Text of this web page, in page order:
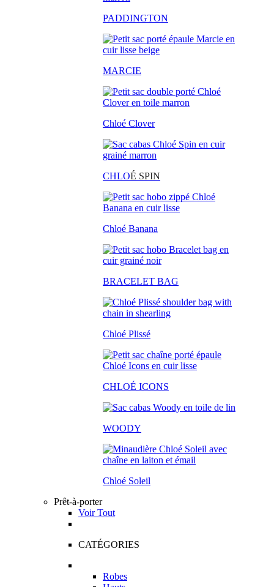
PADDINGTON
MARCIE
Chloé Clover
CHLOÉ SPIN
Chloé Banana
BRACELET BAG
Chloé Plissé
CHLOÉ ICONS
WOODY
Chloé Soleil
Prêt-à-porter
Voir Tout
CATÉGORIES
Robes